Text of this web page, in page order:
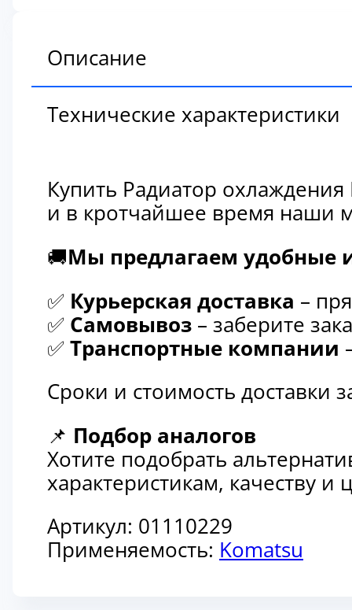
Описание
Технические характеристики
Купить Радиатор
и в кротчайшее время наши
🚚Мы предлагаем удобные
✅ Курьерская доставка –
✅ Самовывоз – заберите
✅ Транспортные компании
Сроки и стоимость доставки
📌 Подбор аналогов
Хотите подобрать
характеристикам, качеству
Артикул: 01110229
Применяемость: Komatsu